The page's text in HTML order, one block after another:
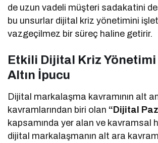
de uzun vadeli müşteri sadakatini
bu unsurlar dijital kriz yönetimini
vazgeçilmez bir süreç haline getirir.
Etkili Dijital Kriz Yönetimi
Altın İpucu
Dijital markalaşma kavramının alt
kavramlarından biri olan “Dijital
kapsamında yer alan ve kavramsal
dijital markalaşmanın alt ara